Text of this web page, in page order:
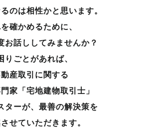
のは相性かと思います。
確かめるために、
お話ししてみませんか？
りごとがあれば、
産取引に関する
家「宅地建物取引士」
ターが、 最善の解決策を
せていただきます。